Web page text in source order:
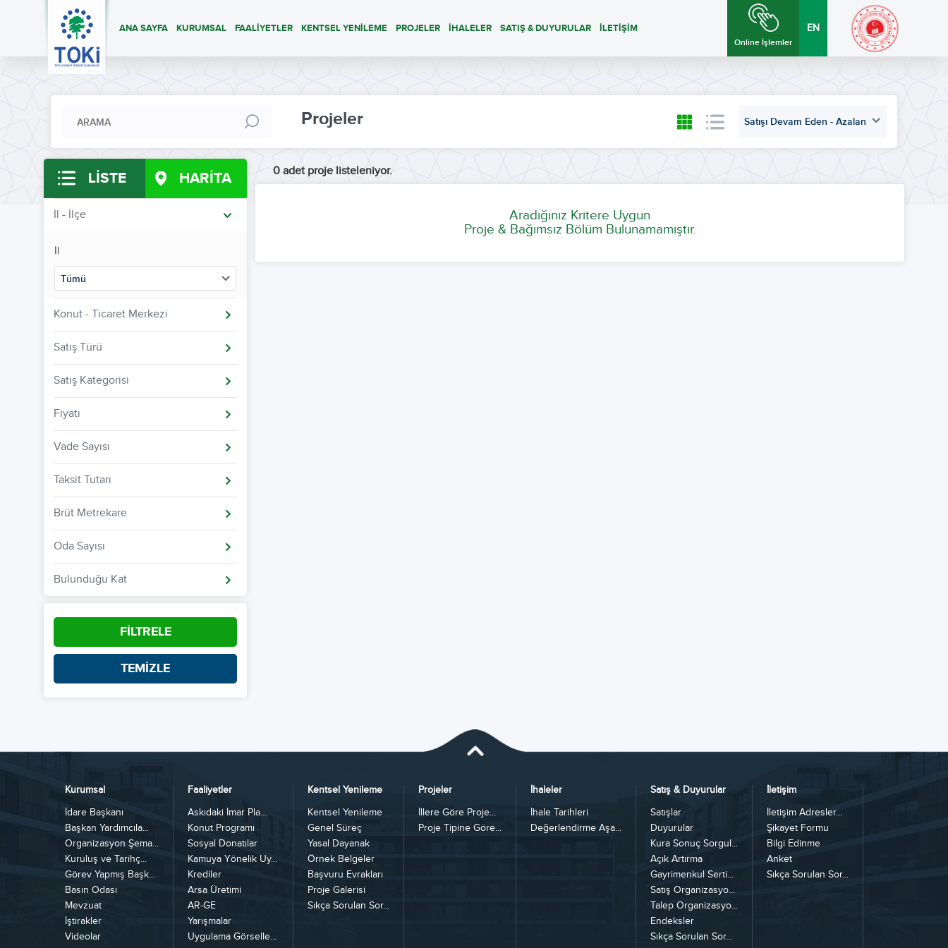
ANA SAYFA KURUMSAL FAALİYETLER KENTSEL YENİLEME PROJELER İHALELER SATIŞ & DUYURULAR İLETİŞİM
Online İşlemler
EN
Projeler Satışı Devam Eden - Azalan
LİSTE HARİTA
İl - İlçe
İl
Tümü
Konut - Ticaret Merkezi
Satış Türü
Satış Kategorisi
Fiyatı
Vade Sayısı
Taksit Tutarı
Brüt Metrekare
Oda Sayısı
Bulunduğu Kat
FİLTRELE
TEMİZLE
0 adet proje listeleniyor.
Aradığınız Kritere Uygun
Proje & Bağımsız Bölüm Bulunamamıştır.
Kurumsal
İdare Başkanı
Başkan Yardımcıla...
Organizasyon Şema...
Kuruluş ve Tarihç...
Görev Yapmış Başk...
Basın Odası
Mevzuat
İştirakler
Videolar
Faaliyetler
Askıdaki İmar Pla...
Konut Programı
Sosyal Donatılar
Kamuya Yönelik Uy...
Krediler
Arsa Üretimi
AR-GE
Yarışmalar
Uygulama Görselle...
Kentsel Yenileme
Kentsel Yenileme
Genel Süreç
Yasal Dayanak
Örnek Belgeler
Başvuru Evrakları
Proje Galerisi
Sıkça Sorulan Sor...
Projeler
İllere Göre Proje...
Proje Tipine Göre...
İhaleler
İhale Tarihleri
Değerlendirme Aşa...
Satış & Duyurular
Satışlar
Duyurular
Kura Sonuç Sorgul...
Açık Artırma
Gayrimenkul Serti...
Satış Organizasyo...
Talep Organizasyo...
Endeksler
Sıkça Sorulan Sor...
İletişim
İletişim Adresler...
Şikayet Formu
Bilgi Edinme
Anket
Sıkça Sorulan Sor...